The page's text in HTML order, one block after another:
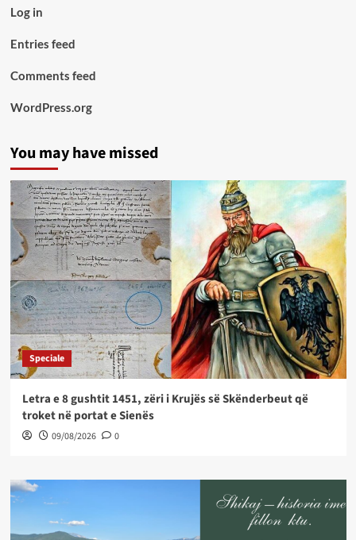
Log in
Entries feed
Comments feed
WordPress.org
You may have missed
Speciale
Letra e 8 gushtit 1451, zëri i Krujës së Skënderbeut që
troket në portat e Sienës
09/08/2026 0